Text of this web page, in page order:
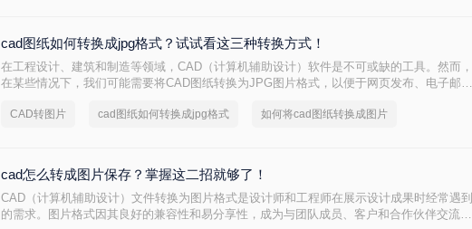
cad图纸如何转换成jpg格式？试试看这三种转换方式！
在工程设计、建筑和制造等领域，CAD（计算机辅助设计）软件是不可或缺的工具。然而，
在某些情况下，我们可能需要将CAD图纸转换为JPG图片格式，以便于网页发布、电子邮件
绍三种将CAD图纸转换为JPG图片的方法。
CAD转图片 cad图纸如何转换成jpg格式 如何将cad图纸转换成图片
cad怎么转成图片保存？掌握这二招就够了！
CAD（计算机辅助设计）文件转换为图片格式是设计师和工程师在展示设计成果时经常遇到
的需求。图片格式因其良好的兼容性和易分享性，成为与团队成员、客户和合作伙伴交流的